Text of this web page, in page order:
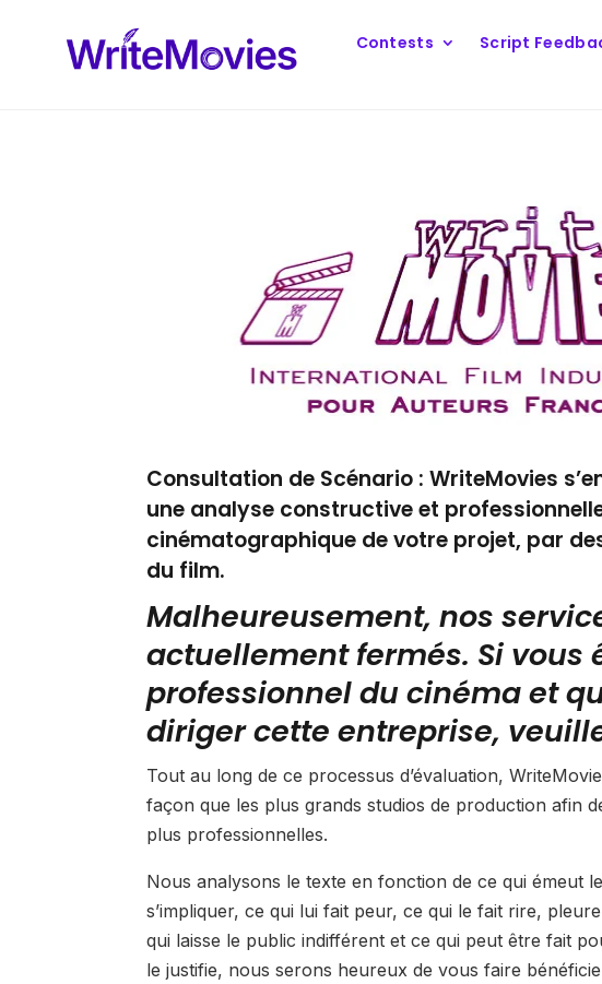
Contests Script
Consultation de Scénario : WriteMovies
une analyse constructive et
cinématographique de votre projet, par
du film.
Malheureusement, nos
actuellement fermés. Si vous
professionnel du cinéma et
diriger cette entreprise,
Tout au long de ce processus d’évaluation,
façon que les plus grands studios de production afin
plus professionnelles.
Nous analysons le texte en fonction de ce qui émeut
s’impliquer, ce qui lui fait peur, ce qui le fait rire,
qui laisse le public indifférent et ce qui peut être fait
le justifie, nous serons heureux de vous faire